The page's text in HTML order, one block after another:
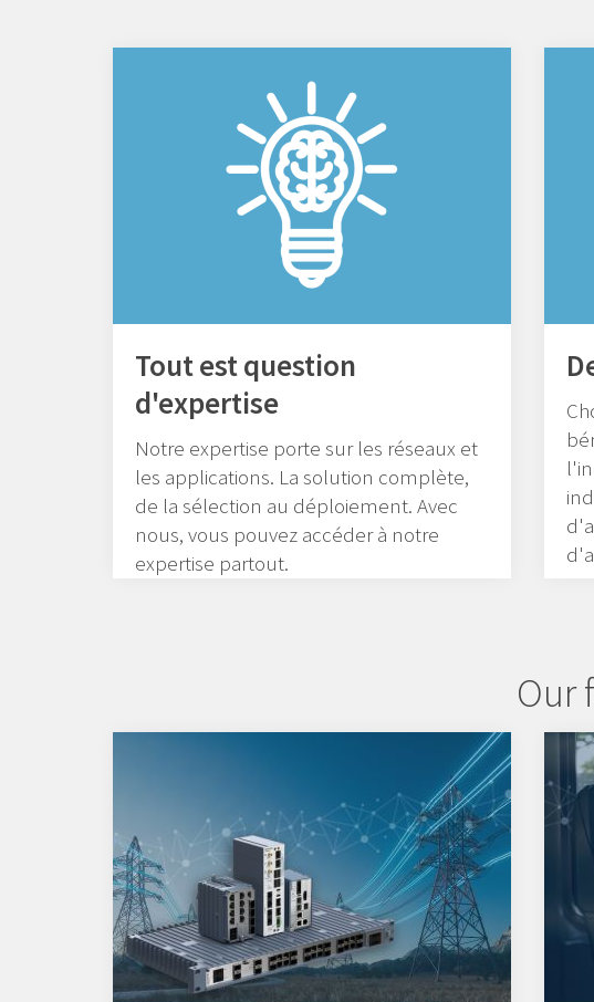
Tout est question
d'expertise
Notre expertise porte sur les réseaux et
les applications. La solution complète,
de la sélection au déploiement. Avec
nous, vous pouvez accéder à notre
expertise partout.
Our